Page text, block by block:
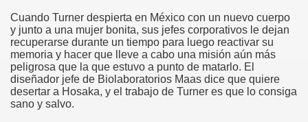
Cuando Turner despierta en México con un nuevo cuerpo
y junto a una mujer bonita, sus jefes corporativos le dejan
recuperarse durante un tiempo para luego reactivar su
memoria y hacer que lleve a cabo una misión aún más
peligrosa que la que estuvo a punto de matarlo. El
diseñador jefe de Biolaboratorios Maas dice que quiere
desertar a Hosaka, y el trabajo de Turner es que lo consiga
sano y salvo.